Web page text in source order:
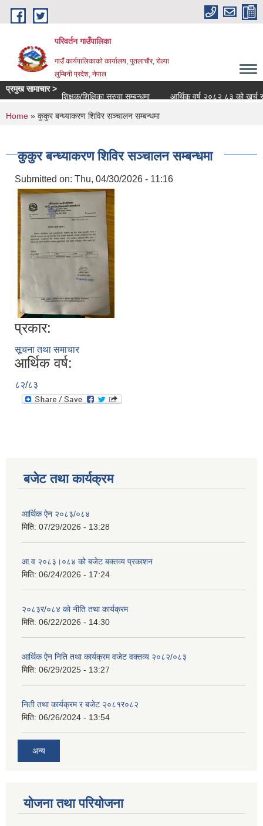
Skip to main content
परिवर्तन गाउँपालिका
गाउँ कार्यपालिकाको कार्यालय, पुतलाचौर, रोल्पा
लुम्बिनी प्रदेश, नेपाल
प्रमुख सामाचार >
शिक्षक/शिक्षिका सरुवा सम्बन्धमा
आर्थिक वर्ष २०८२ ८३ को खर्च
You are here
Home » कुकुर बन्ध्याकरण शिविर सञ्चालन सम्बन्धमा
कुकुर बन्ध्याकरण शिविर सञ्चालन सम्बन्धमा
Submitted on: Thu, 04/30/2026 - 11:16
प्रकार:
सूचना तथा समाचार
आर्थिक वर्ष:
८२/८३
बजेट तथा कार्यक्रम
आर्थिक ऐन २०८३/०८४
मिति: 07/29/2026 - 13:28
आ.व २०८३।०८४ को बजेट बक्तव्य प्रकाशन
मिति: 06/24/2026 - 17:24
२०८३र/०८४ को नीति तथा कार्यक्रम
मिति: 06/22/2026 - 14:30
आर्थिक ऐन निति तथा कार्यक्रम वजेट वक्तव्य २०८२/०८३
मिति: 06/29/2025 - 13:27
निती तथा कार्यक्रम र बजेट २०८१र०८२
मिति: 06/26/2024 - 13:54
अन्य
योजना तथा परियोजना